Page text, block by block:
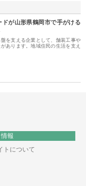
が山形県鶴岡市で手がける
を支える企業として、舗装工事や
あります。地域住民の生活を支え
報
トについて